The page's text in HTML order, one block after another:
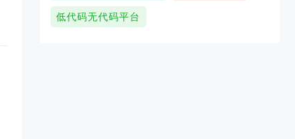
低代码无代码平台